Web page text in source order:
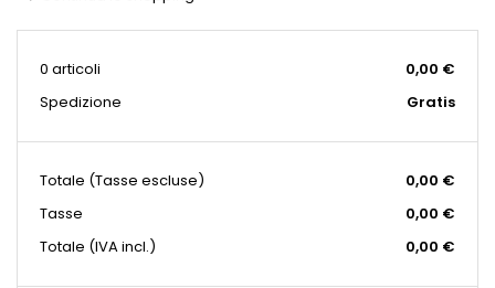
0 articoli
0,00 €
Spedizione
Gratis
Totale (Tasse escluse)
0,00 €
Tasse
0,00 €
Totale (IVA incl.)
0,00 €